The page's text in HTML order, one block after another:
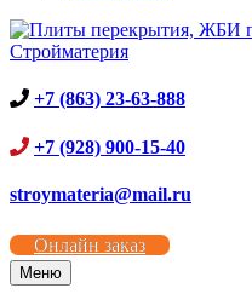
+7 (863) 23-63-888
+7 (928) 900-15-40
stroymateria@mail.ru
Онлайн заказ
Меню